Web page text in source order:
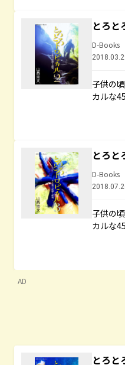
とろ
D-Books
子供の
カルな
とろ
D-Books
子供の
カルな
AD
とろ